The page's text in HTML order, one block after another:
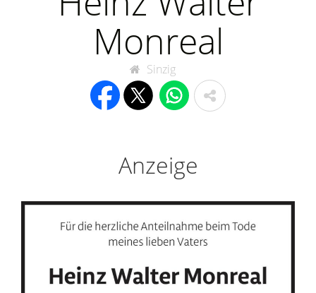
Monreal
Sinzig
Anzeige